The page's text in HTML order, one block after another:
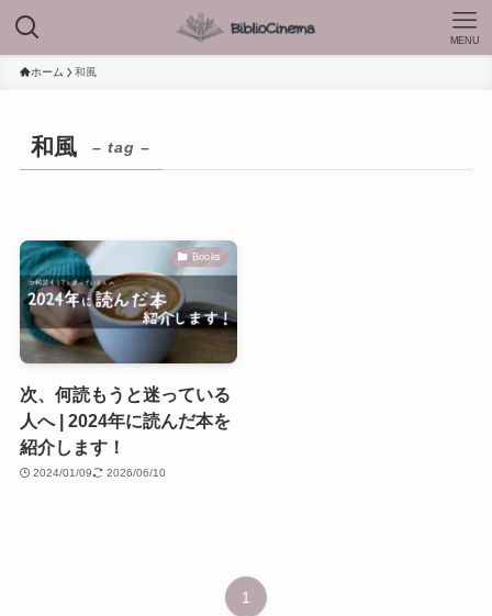
MENU
ホーム 和風
和風 – tag –
Books
次、何読もうと迷っている
人へ | 2024年に読んだ本を
紹介します！
2024/01/09 2026/06/10
1